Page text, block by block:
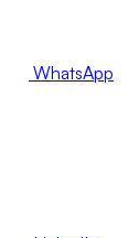
WhatsApp